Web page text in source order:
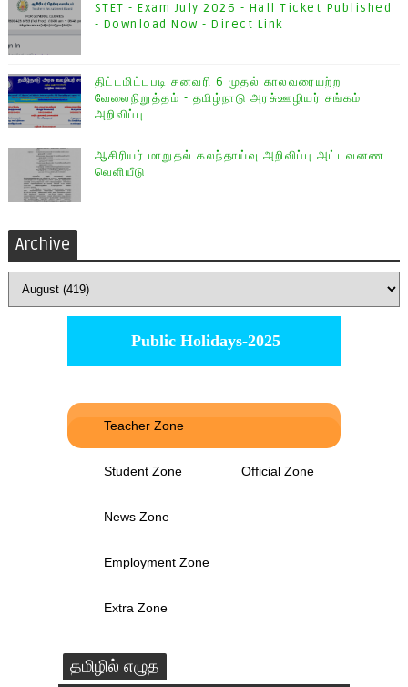
STET - Exam July 2026 - Hall Ticket Published
- Download Now - Direct Link
திட்டமிட்டபடி சனவரி 6 முதல் காலவரையற்ற
வேலைநிறுத்தம் - தமிழ்நாடு அரசு்ஊழியர் சங்கம்
அறிவிப்பு
ஆசிரியர் மாறுதல் கலந்தாய்வு அறிவிப்பு அட்டவனண
வெளியீடு
Archive
Public Holidays-2025
Teacher Zone
Student Zone Official Zone
News Zone
Employment Zone
Extra Zone
தமிழில் எழுத